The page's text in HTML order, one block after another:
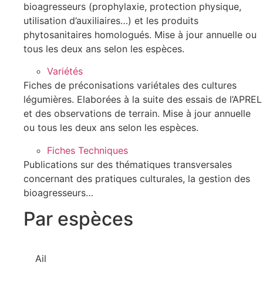
bioagresseurs (prophylaxie, protection physique,
utilisation d’auxiliaires…) et les produits
phytosanitaires homologués. Mise à jour annuelle ou
tous les deux ans selon les espèces.
Variétés
Fiches de préconisations variétales des cultures
légumières. Elaborées à la suite des essais de l’APREL
et des observations de terrain. Mise à jour annuelle
ou tous les deux ans selon les espèces.
Fiches Techniques
Publications sur des thématiques transversales
concernant des pratiques culturales, la gestion des
bioagresseurs…
Par espèces
Ail